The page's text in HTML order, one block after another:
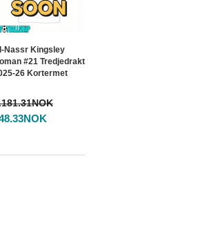
Nassr Kingsley
#21 Tredjedrakt
26 Kortermet